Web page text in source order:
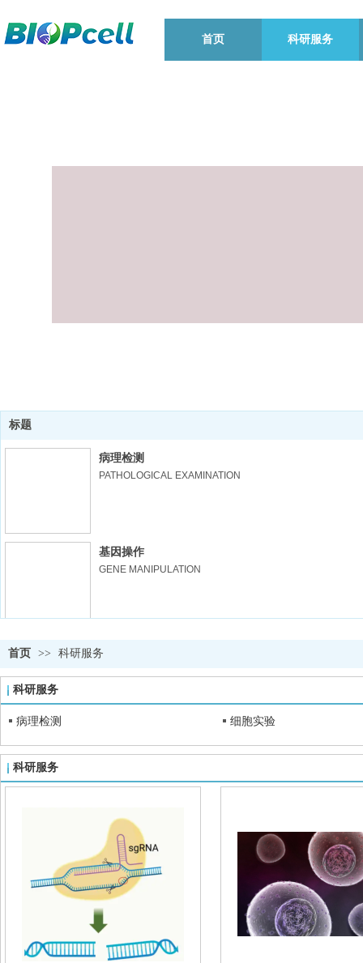
首页 科研服务
标题
病理检测
PATHOLOGICAL EXAMINATION
基因操作
GENE MANIPULATION
ANIMAL EXPERIMENTS
首页 >> 科研服务
科研服务
病理检测 细胞实验
科研服务